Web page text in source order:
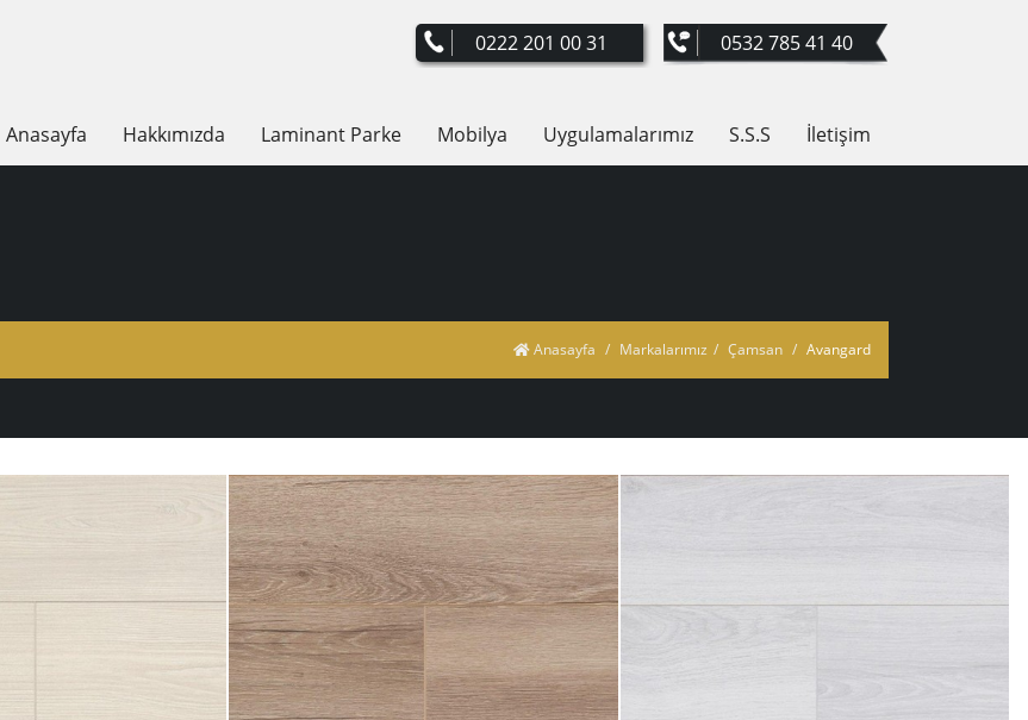
0222 201 00 31 0532 785 41 40
Anasayfa Hakkımızda Laminant Parke Mobilya Uygulamalarımız S.S.S İletişim
Anasayfa Markalarımız Çamsan Avangard